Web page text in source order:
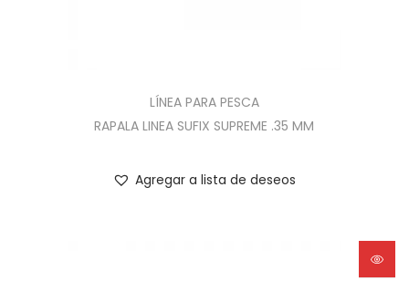
LÍNEA PARA PESCA
RAPALA LINEA SUFIX SUPREME .35 MM
Agregar a lista de deseos